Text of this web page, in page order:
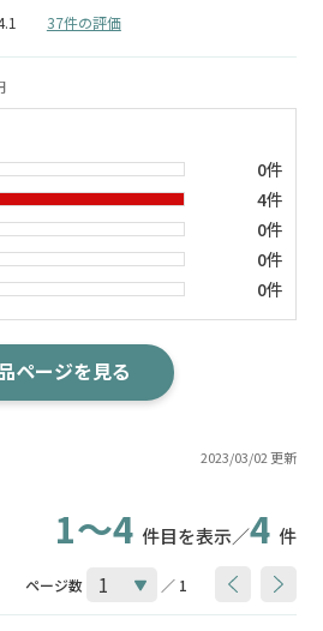
37件の評価
2023/03/02 更新
0件
4件
0件
0件
0件
ページを見る
1～4 件目を表示／4 件
ページ数 ／ 1